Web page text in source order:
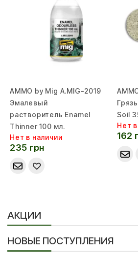
AMMO by Mig A.MIG-2019
Эмалевый
растворитель Enamel
Thinner 100 мл.
Нет в наличии
235 грн
Soil
Нет
162
АКЦИИ
НОВЫЕ ПОСТУПЛЕНИЯ